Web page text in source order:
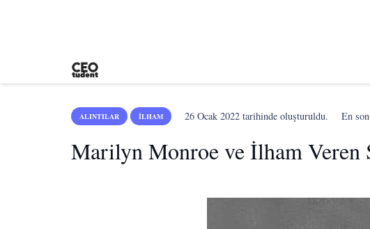
ALINTILAR İLHAM 26 Ocak 2022 tarihinde oluşturuldu. En
Marilyn Monroe ve İlham Veren